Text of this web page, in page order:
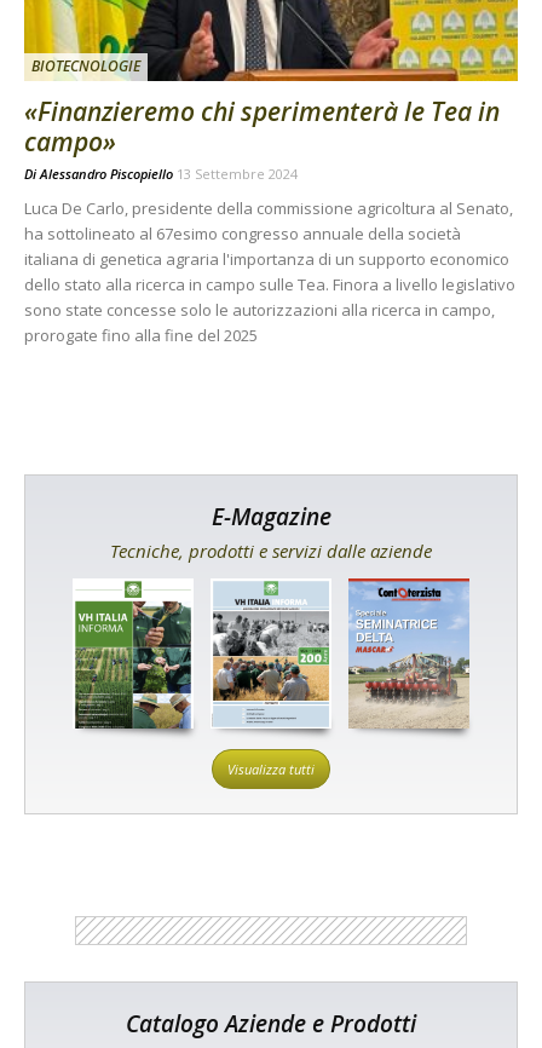
BIOTECNOLOGIE
«Finanzieremo chi sperimenterà le Tea in
campo»
DiAlessandro Piscopiello 13 Settembre 2024
Luca De Carlo, presidente della commissione agricoltura al Senato,
ha sottolineato al 67esimo congresso annuale della società
italiana di genetica agraria l'importanza di un supporto economico
dello stato alla ricerca in campo sulle Tea. Finora a livello legislativo
sono state concesse solo le autorizzazioni alla ricerca in campo,
prorogate fino alla fine del 2025
E-Magazine
Tecniche, prodotti e servizi dalle aziende
Visualizza tutti
Catalogo Aziende e Prodotti